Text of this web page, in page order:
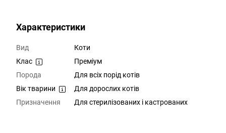
Характеристики
Вид
Коти
Клас
Преміум
Порода
Для всіх порід котів
Вік тварини
Для дорослих котів
Призначення
Для стерилізованих і кастрованих